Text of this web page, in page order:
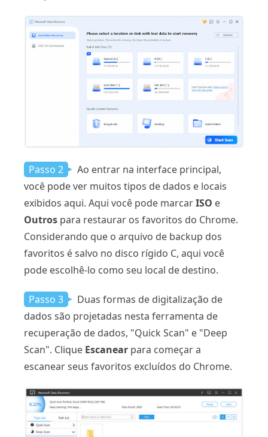
Passo 2
Ao entrar na interface principal,
você pode ver muitos tipos de dados e locais
exibidos aqui. Aqui você pode marcarISO e
Outros para restaurar os favoritos do Chrome.
Considerando que o arquivo de backup dos
favoritos é salvo no disco rígido C, aqui você
pode escolhê-lo como seu local de destino.
Passo 3
Duas formas de digitalização de
dados são projetadas nesta ferramenta de
recuperação de dados, "Quick Scan" e "Deep
Scan". Clique Escanear para começar a
escanear seus favoritos excluídos do Chrome.